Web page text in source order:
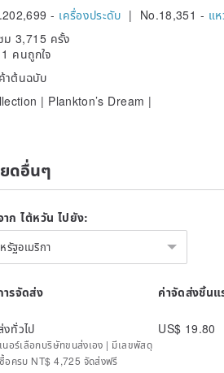
- เครื่องประดับ | No.18,351 - แ
ม 3,715 ครั้ง
คนถูกใจ
าต้นฉบับ
| Plankton’s Dream |
ยดอื่นๆ
าก ไต้หวัน ไปยัง:
รัฐอเมริกา
ารจัดส่ง ค่าจัดส่งชิ้นแ
ทั่วไป
US$ 19.80
นอร์เลือกบริษัทขนส่งเอง | มีเลขพัสดุ
อครบ NT$ 4,725 จัดส่งฟรี